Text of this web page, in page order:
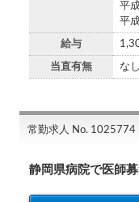
平
平
給与
当直有無 なし
常勤求人 No. 1025774
静岡県病院で医師